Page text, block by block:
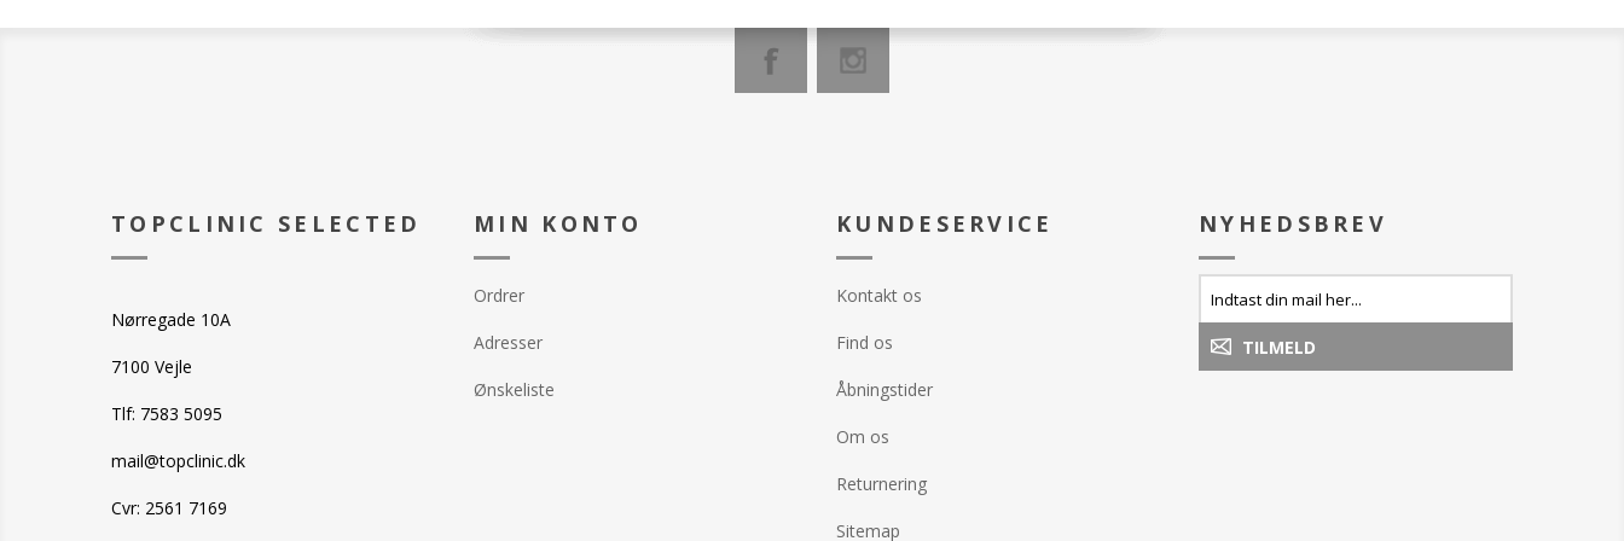
TOPCLINIC SELECTED
Nørregade 10A
7100 Vejle
Tlf: 7583 5095
mail@topclinic.dk
Cvr: 2561 7169
MIN KONTO
Ordrer
Adresser
Ønskeliste
KUNDESERVICE
Kontakt os
Find os
Åbningstider
Om os
Returnering
Sitemap
NYHEDSBREV